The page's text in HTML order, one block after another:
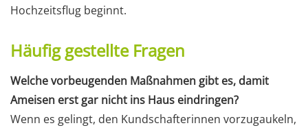
Hochzeitsflug beginnt.
Häufig gestellte Fragen
Welche vorbeugenden Maßnahmen gibt es, damit
Ameisen erst gar nicht ins Haus eindringen?
Wenn es gelingt, den Kundschafterinnen vorzugaukeln,